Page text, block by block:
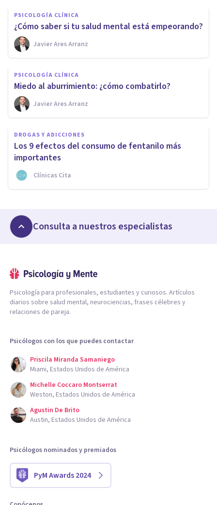
PSICOLOGÍA CLÍNICA
¿Cómo saber si tu salud mental está empeorando?
Javier Ares Arranz
PSICOLOGÍA CLÍNICA
Miedo al aburrimiento: ¿cómo combatirlo?
Javier Ares Arranz
DROGAS Y ADICCIONES
Los 9 efectos del consumo de fentanilo más
importantes
Clínicas Cita
Consulta a nuestros especialistas
Psicología para profesionales, estudiantes y curiosos. Artículos
diarios sobre salud mental, neurociencias, frases célebres y
relaciones de pareja.
Psicólogos con los que puedes contactar
Priscila Miranda Samaniego
Miami, Estados Unidos de América
Michelle Coccaro Montserrat
Weston, Estados Unidos de América
Agustin De Brito
Austin, Estados Unidos de América
Psicólogos nominados y premiados
PyM Awards 2024